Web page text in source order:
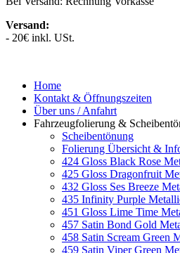
Versand:
- 20€ inkl. USt.
Home
Kontakt & Öffnungszeiten
Über uns / Anfahrt
Fahrzeugfolierung &
Scheibentönung
Folierung Übersicht &
424 Gloss Black Rose
425 Gloss Dragonfruit
432 Gloss Ses Breeze
435 Infinity Purple
451 Gloss Lime Time
457 Satin Bond Gold
458 Satin Scream Green
459 Satin Viper Green